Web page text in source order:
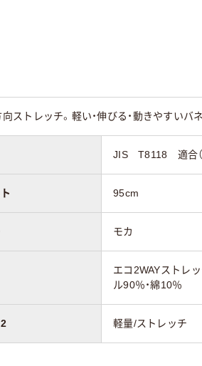
トレッチ。軽い・伸びる・動きやすいバ
JIS T8118 適合（
95cm
モカ
エコ2WAYストレ
ル90％・綿10％
軽量/ストレッチ